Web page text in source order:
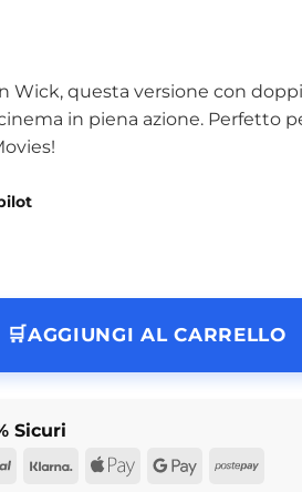
Wick, questa versione con
in piena azione. Perfetto
Knives POP Movies N° 1763
AGGIUNGI AL CARRELLO
Sicuri
PayPalKlarna Apple Google